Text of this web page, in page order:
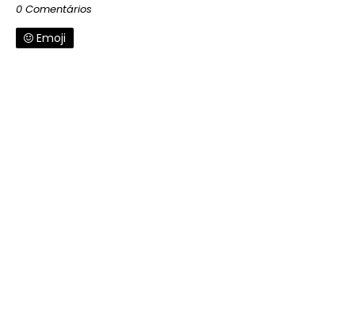
0 Comentários
Emoji